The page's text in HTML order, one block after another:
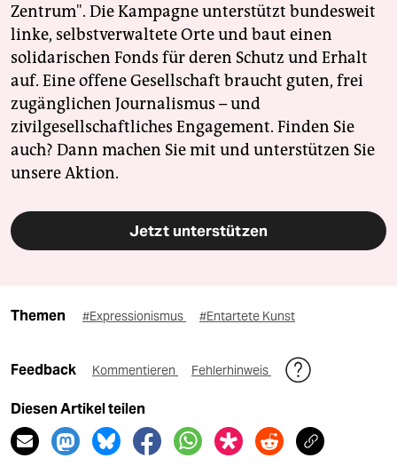
Zentrum". Die Kampagne unterstützt bundesweit
linke, selbstverwaltete Orte und baut einen
solidarischen Fonds für deren Schutz und Erhalt
auf. Eine offene Gesellschaft braucht guten, frei
zugänglichen Journalismus – und
zivilgesellschaftliches Engagement. Finden Sie
auch? Dann machen Sie mit und unterstützen Sie
unsere Aktion.
Jetzt unterstützen
Themen #Expressionismus #Entartete Kunst
Feedback Kommentieren Fehlerhinweis
Diesen Artikel teilen